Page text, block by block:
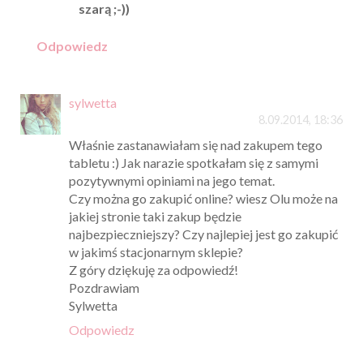
szarą ;-))
Odpowiedz
sylwetta
8.09.2014, 18:36
Właśnie zastanawiałam się nad zakupem tego
tabletu :) Jak narazie spotkałam się z samymi
pozytywnymi opiniami na jego temat.
Czy można go zakupić online? wiesz Olu może na
jakiej stronie taki zakup będzie
najbezpieczniejszy? Czy najlepiej jest go zakupić
w jakimś stacjonarnym sklepie?
Z góry dziękuję za odpowiedź!
Pozdrawiam
Sylwetta
Odpowiedz